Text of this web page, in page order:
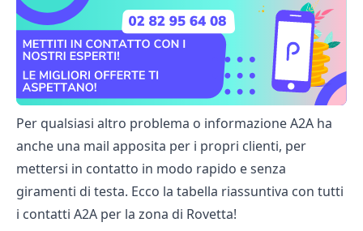
Per qualsiasi altro problema o informazione A2A ha
anche una mail apposita per i propri clienti, per
mettersi in contatto in modo rapido e senza
giramenti di testa. Ecco la tabella riassuntiva con tutti
i contatti A2A per la zona di Rovetta!